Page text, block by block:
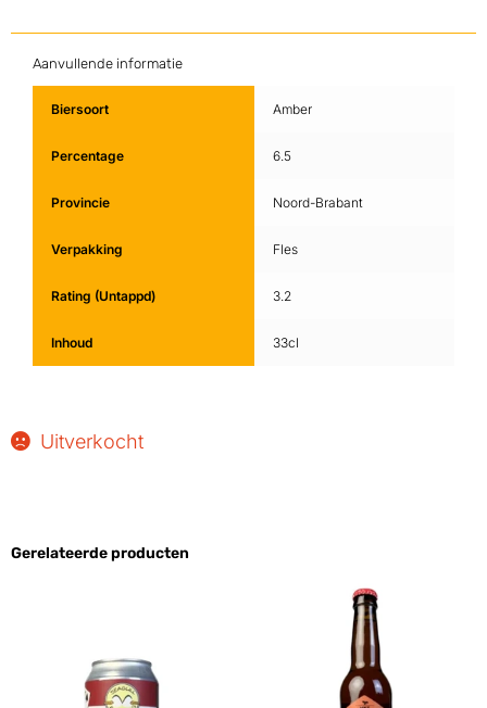
Aanvullende informatie
Biersoort Amber
Percentage 6.5
Provincie Noord-Brabant
Verpakking Fles
Rating (Untappd) 3.2
Inhoud 33cl
Uitverkocht
Gerelateerde producten